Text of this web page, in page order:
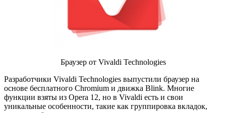
Браузер от Vivaldi Technologies
Разработчики Vivaldi Technologies выпустили браузер на
основе бесплатного Chromium и движка Blink. Многие
функции взяты из Opera 12, но в Vivaldi есть и свои
уникальные особенности, такие как группировка вкладок,